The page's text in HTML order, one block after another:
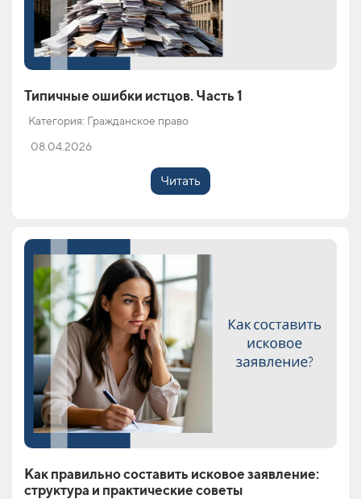
Типичные ошибки истцов. Часть 1
Категория: Гражданское право
08.04.2026
Читать
Как правильно составить исковое заявление:
структура и практические советы